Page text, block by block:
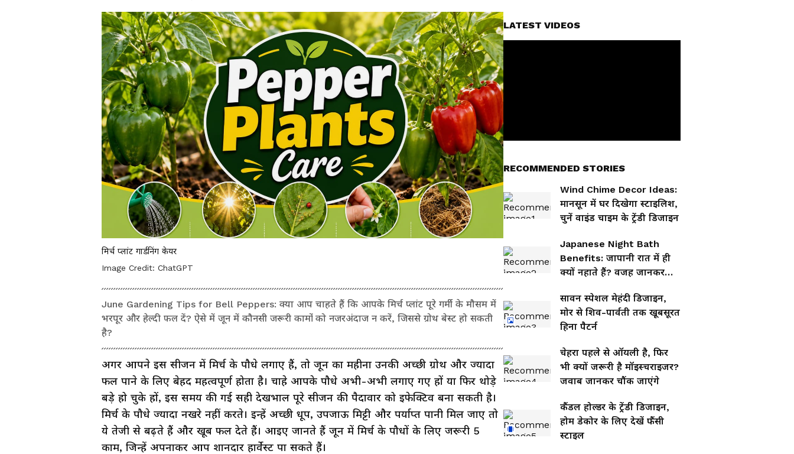
मिर्च प्लांट गार्डनिंग केयर
Image Credit: ChatGPT
June Gardening Tips for Bell Peppers: क्या आप चाहते हैं कि आपके मिर्च प्लांट पूरे गर्मी के मौसम में
भरपूर और हेल्दी फल दें? ऐसे में जून में कौनसी जरूरी कामों को नजरअंदाज न करें, जिससे ग्रोथ बेस्ट हो सकती
है?
अगर आपने इस सीजन में मिर्च के पौधे लगाए हैं, तो जून का महीना उनकी अच्छी ग्रोथ और ज्यादा
फल पाने के लिए बेहद महत्वपूर्ण होता है। चाहे आपके पौधे अभी-अभी लगाए गए हों या फिर थोड़े
बड़े हो चुके हों, इस समय की गई सही देखभाल पूरे सीजन की पैदावार को इफेक्टिव बना सकती है।
मिर्च के पौधे ज्यादा नखरे नहीं करते। इन्हें अच्छी धूप, उपजाऊ मिट्टी और पर्याप्त पानी मिल जाए तो
ये तेजी से बढ़ते हैं और खूब फल देते हैं। आइए जानते हैं जून में मिर्च के पौधों के लिए जरूरी 5
काम, जिन्हें अपनाकर आप शानदार हार्वेस्ट पा सकते हैं।
LATEST VIDEOS
RECOMMENDED STORIES
Wind Chime Decor Ideas:
मानसून में घर दिखेगा स्टाइलिश,
चुनें वाइंड चाइम के ट्रेंडी डिजाइन
Japanese Night Bath
Benefits: जापानी रात में ही
क्यों नहाते हैं? वजह जानकर
सावन स्पेशल मेहंदी डिजाइन,
मोर से शिव-पार्वती तक खूबसूरत
हिना पैटर्न
चेहरा पहले से ऑयली है, फिर
भी क्यों जरूरी है मॉइस्चराइजर?
जवाब जानकर चौंक जाएंगे
कैंडल होल्डर के ट्रेंडी डिजाइन,
होम डेकोर के लिए देखें फैंसी
स्टाइल